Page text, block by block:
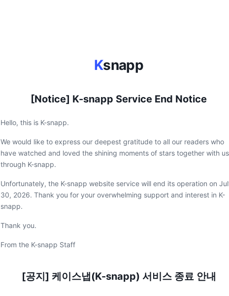
Ksnapp
[Notice] K-snapp Service End Notice
Hello, this is K-snapp.
We would like to express our deepest gratitude to all our readers who
have watched and loved the shining moments of stars together with us
through K-snapp.
Unfortunately, the K-snapp website service will end its operation on
30, 2026. Thank you for your overwhelming support and interest in K-
snapp.
Thank you.
From the K-snapp Staff
[공지] 케이스냅(K-snapp) 서비스 종료 안내